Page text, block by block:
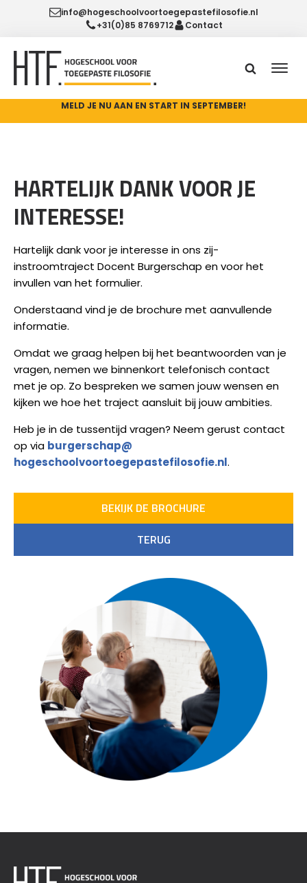
info@hogeschoolvoortoegepastefilosofie.nl
+31(0)85 8769712
Contact
MELD JE NU AAN EN START IN SEPTEMBER!
HARTELIJK DANK VOOR JE
INTERESSE!
Hartelijk dank voor je interesse in ons zij-
instroomtraject Docent Burgerschap en voor het
invullen van het formulier.
Onderstaand vind je de brochure met aanvullende
informatie.
Omdat we graag helpen bij het beantwoorden van je
vragen, nemen we binnenkort telefonisch contact
met je op. Zo bespreken we samen jouw wensen en
kijken we hoe het traject aansluit bij jouw ambities.
Heb je in de tussentijd vragen? Neem gerust contact
op via burgerschap@
hogeschoolvoortoegepastefilosofie.nl.
BEKIJK DE BROCHURE
TERUG